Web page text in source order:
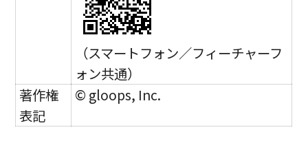
（スマートフォン／フィーチャーフ
ォン共通）
著作権
表記
© gloops, Inc.